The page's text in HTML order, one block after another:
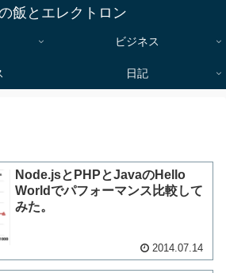
飯とエレクトロン
ビジネス
日記
Node.jsとPHPとJavaのHello
Worldでパフォーマンス比較して
みた。
2014.07.14